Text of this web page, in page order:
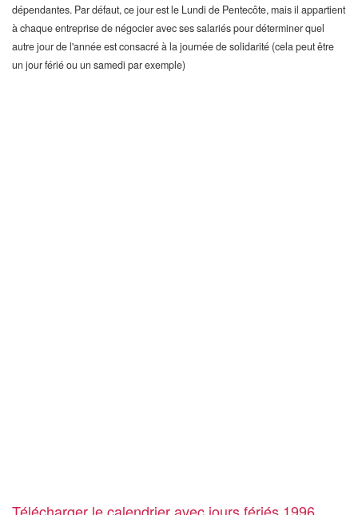
dépendantes. Par défaut, ce jour est le Lundi de Pentecôte, mais il appartient
à chaque entreprise de négocier avec ses salariés pour déterminer quel
autre jour de l'année est consacré à la journée de solidarité (cela peut être
un jour férié ou un samedi par exemple)